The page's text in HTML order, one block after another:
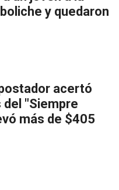
y quedaron
acertó
del "Siempre
más de $405